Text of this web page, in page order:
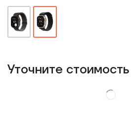
Уточнитe стоимость